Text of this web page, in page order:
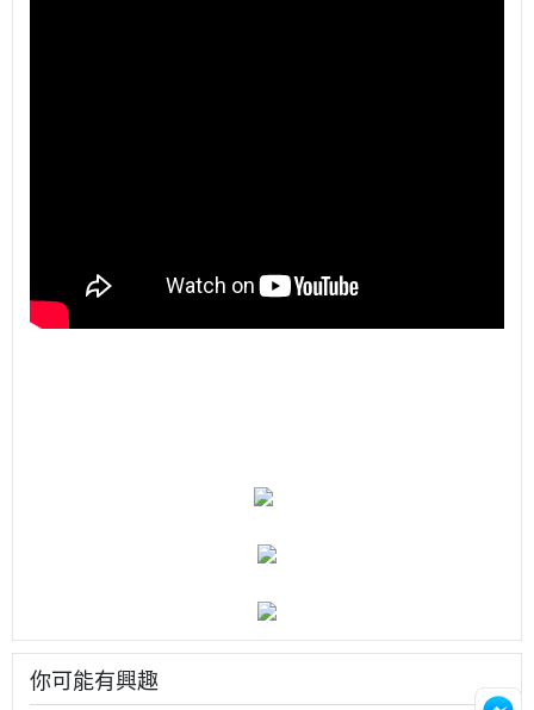
你可能有興趣